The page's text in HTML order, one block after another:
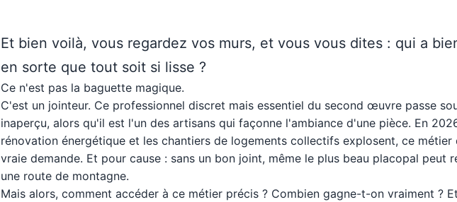
Et bien voilà, vous regardez vos murs, et vous vous dites : qui a
en sorte que tout soit si lisse ?
Ce n'est pas la baguette magique.
C'est un jointeur. Ce professionnel discret mais essentiel du second œuvre passe
inaperçu, alors qu'il est l'un des artisans qui façonne l'ambiance d'une pièce. En
rénovation énergétique et les chantiers de logements collectifs explosent, ce métier
vraie demande. Et pour cause : sans un bon joint, même le plus beau placopal peut
une route de montagne.
Mais alors, comment accéder à ce métier précis ? Combien gagne-t-on vraiment ?